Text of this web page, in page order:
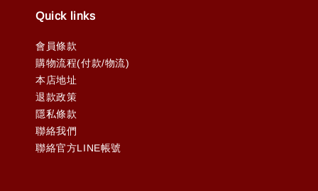
Quick links
會員條款
購物流程(付款/物流)
本店地址
退款政策
隱私條款
聯絡我們
聯絡官方LINE帳號